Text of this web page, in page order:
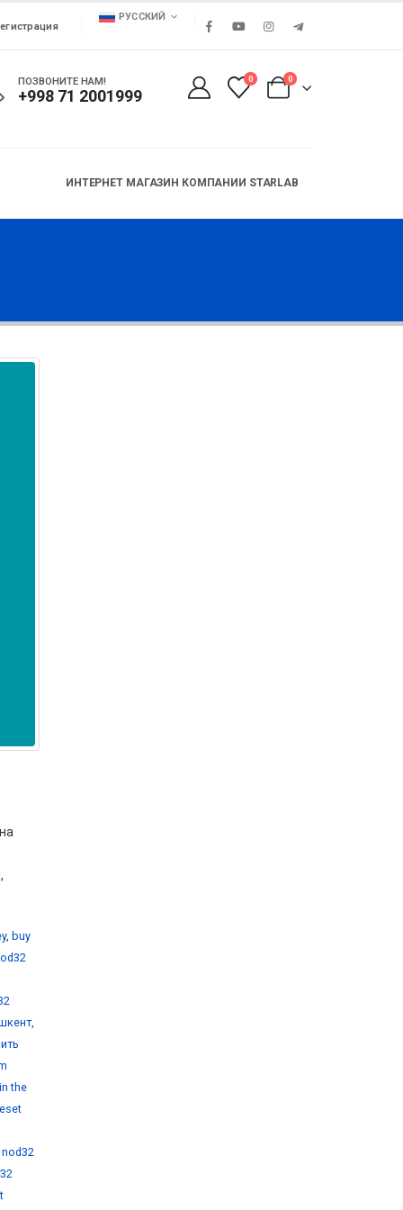
РУССКИЙ
ПОЗВОНИТЕ НАМ!
+998 71 2001999
0 0
ИНТЕРНЕТ МАГАЗИН КОМПАНИИ STARLAB
, buy
,
the
eset
nod32